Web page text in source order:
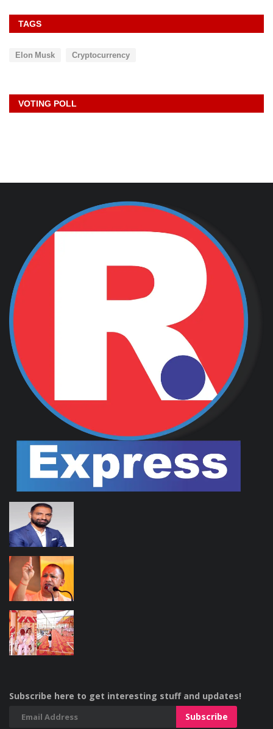
TAGS
Elon Musk Cryptocurrency
VOTING POLL
Subscribe here to get interesting stuff and updates!